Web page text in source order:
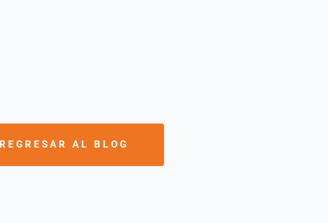
REGRESAR AL BLOG